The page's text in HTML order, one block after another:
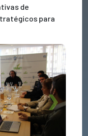
de
para
Next